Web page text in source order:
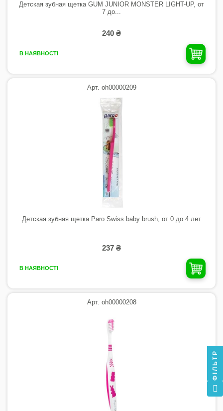
Детская зубная щетка GUM JUNIOR MONSTER LIGHT-UP, от
7 до...
240 ₴
В НАЯВНОСТІ
Арт. oh00000209
Детская зубная щетка Paro Swiss baby brush, от 0 до 4 лет
237 ₴
В НАЯВНОСТІ
Арт. oh00000208
ФІЛЬТР